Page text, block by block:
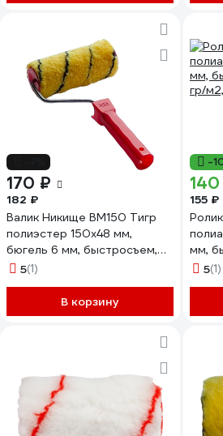
170 ₽
182 ₽
Валик Никище ВМ150 Тигр
полиэстер 150x48 мм,
бюгель 6 мм, быстросъем,
плот. 500 гр/м2, ворс 10 мм
5(1)
В корзину
-
155 ₽
мм,
гр/
5(1)